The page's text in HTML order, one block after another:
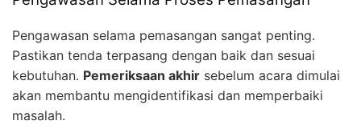
Pengawasan selama pemasangan sangat penting.
Pastikan tenda terpasang dengan baik dan sesuai
kebutuhan. Pemeriksaan akhir sebelum acara dimulai
akan membantu mengidentifikasi dan memperbaiki
masalah.